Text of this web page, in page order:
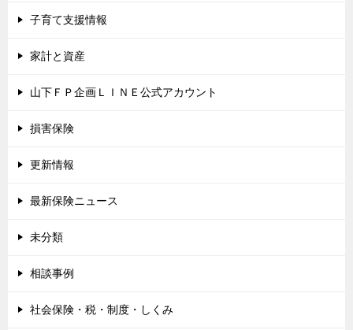
子育て支援情報
家計と資産
山下ＦＰ企画ＬＩＮＥ公式アカウント
損害保険
更新情報
最新保険ニュース
未分類
相談事例
社会保険・税・制度・しくみ